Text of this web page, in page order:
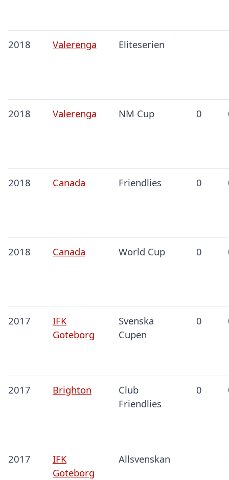
2018 Valerenga Eliteserien
2018 Valerenga NM Cup 0
2018 Canada Friendlies 0
2018 Canada World Cup 0
2017
IFK
Goteborg
Svenska
Cupen
0
2017 Brighton
Club
Friendlies
0
2017
IFK
Goteborg
Allsvenskan